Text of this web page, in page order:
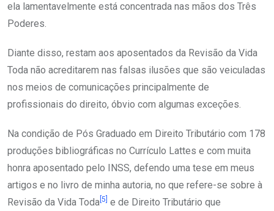
ela lamentavelmente está concentrada nas mãos dos Três
Poderes.
Diante disso, restam aos aposentados da Revisão da Vida
Toda não acreditarem nas falsas ilusões que são veiculadas
nos meios de comunicações principalmente de
profissionais do direito, óbvio com algumas exceções.
Na condição de Pós Graduado em Direito Tributário com 178
produções bibliográficas no Currículo Lattes e com muita
honra aposentado pelo INSS, defendo uma tese em meus
artigos e no livro de minha autoria, no que refere-se sobre à
Revisão da Vida Toda [5] e de Direito Tributário que